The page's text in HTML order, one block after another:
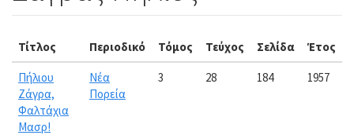
Τίτλος Περιοδικό Τόμος Τεύχος Σελίδα Έτος
Πήλιου
Ζάγρα,
Φαλτάχια
Μασρ!
Νέα
Πορεία
3 28 184 1957